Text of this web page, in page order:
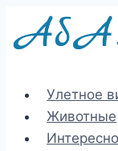
Перейти
Улетное
Животные